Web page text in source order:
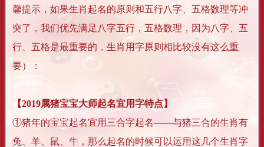
馨提示，如果生肖起名的原则和五行八字、五格数理等冲
突了，我们优先满足八字五行，五格数理，因为八字、五
行、五格是最重要的，生肖用字原则相比较没有这么重
要）：
【2019属猪宝宝大师起名宜用字特点】
①猪年的宝宝起名宜用三合字起名——与猪三合的生肖有
兔、羊、鼠、牛，那么起名的时候可以运用这几个生肖字